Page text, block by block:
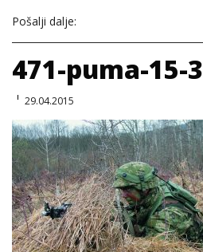
Pošalji dalje:
471-puma-15-3
29.04.2015